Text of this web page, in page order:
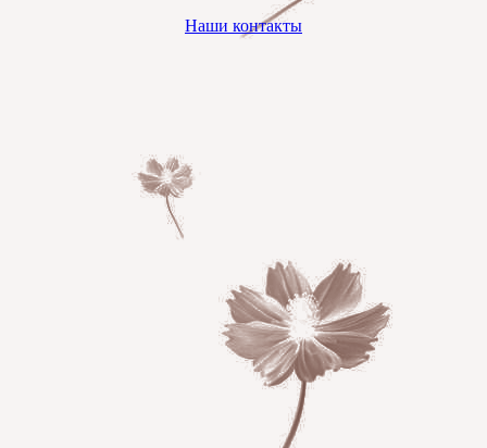
Наши контакты